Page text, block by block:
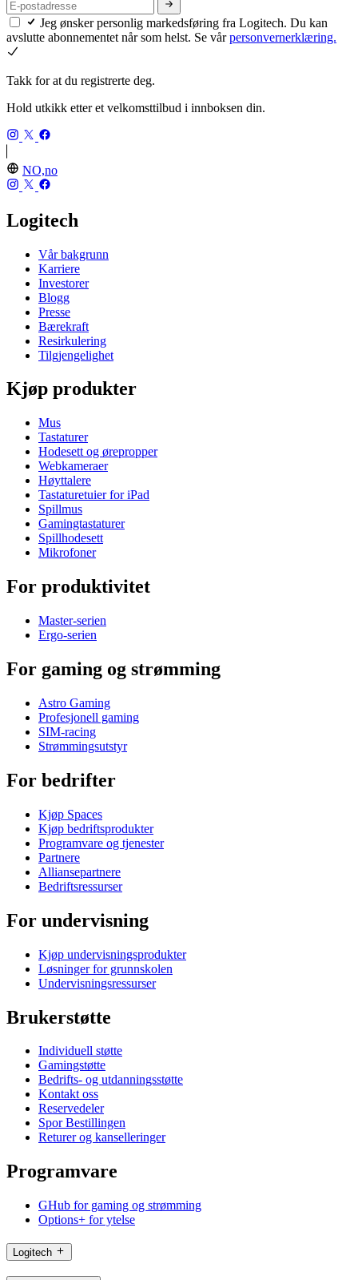
Jeg ønsker personlig markedsføring fra Logitech. Du kan
avslutte abonnementet når som helst. Se vårpersonvernerklæring.
Takk for at du registrerte deg.
Hold utkikk etter et velkomsttilbud i innboksen din.
NO,no
Logitech
Vår bakgrunn
Karriere
Investorer
Blogg
Presse
Bærekraft
Resirkulering
Tilgjengelighet
Kjøp produkter
Mus
Tastaturer
Hodesett og ørepropper
Webkameraer
Høyttalere
Tastaturetuier for iPad
Spillmus
Gamingtastaturer
Spillhodesett
Mikrofoner
For produktivitet
Master-serien
Ergo-serien
For gaming og strømming
Astro Gaming
Profesjonell gaming
SIM-racing
Strømmingsutstyr
For bedrifter
Kjøp Spaces
Kjøp bedriftsprodukter
Programvare og tjenester
Partnere
Alliansepartnere
Bedriftsressurser
For undervisning
Kjøp undervisningsprodukter
Løsninger for grunnskolen
Undervisningsressurser
Brukerstøtte
Individuell støtte
Gamingstøtte
Bedrifts- og utdanningsstøtte
Kontakt oss
Reservedeler
Spor Bestillingen
Returer og kanselleringer
Programvare
GHub for gaming og strømming
Options+ for ytelse
Logitech